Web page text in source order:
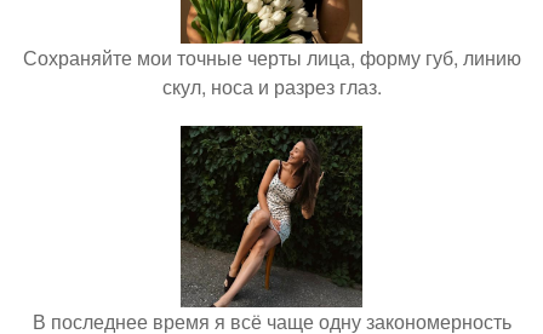
Сохраняйте мои точные черты лица, форму губ, линию
скул, носа и разрез глаз.
В последнее время я всё чаще одну закономерность